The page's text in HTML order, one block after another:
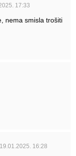
17:33
nema smisla trošiti
19.01.2025. 16:28